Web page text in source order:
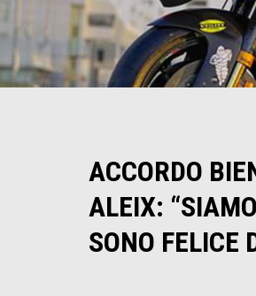
ACCORDO
ALEIX:
SONO FELICE